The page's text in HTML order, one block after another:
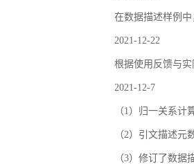
在数据描述样例
2021-12-22
根据使用反馈与
2021-12-7
（1）归一关系
（2）引文描述元
（3）修订了数据